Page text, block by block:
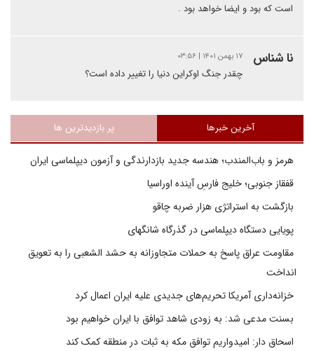
است که بود و ایضا خواهد بود .
نا شناس ۱۷ بهمن ۱۴۰۱ | ۰۳:۵۶
چقدر جنگ اوکراین دنیا را تغییر داده است؟
آخرین خبرها پر بازدیدترین ها
هرمز و باب‌المندب؛ هندسه جدید بازدارندگی و آزمون دیپلماسی ایران
قفقاز جنوبی؛ خلیج فارسِ آینده اوراسیا
بازگشت به استراتژی هزار ضربه چاقو
پویایی دستگاه دیپلماسی در گذرگاه شانگهای
مقاومت عراق پاسخ به حملات متجاوزانه به حشد الشعبی را به تعویق
انداخت
خزانه‌داری آمریکا تحریم‌های جدیدی علیه ایران اعمال کرد
بسنت مدعی شد: به زودی شاهد توافق با ایران خواهیم بود
اسحاق دار: امیدواریم توافق مکه به ثبات در منطقه کمک کند